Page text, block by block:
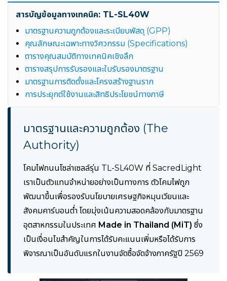
สารบัญข้อมูลทางเทคนิค: TL-SL40W
มาตรฐานความถูกต้องและระเบียบพัสดุ (GPP)
คุณลักษณะเฉพาะทางวิศวกรรม (Specifications)
ตารางคุณสมบัติทางเทคนิคเชิงลึก
ตารางสรุปการรับรองและใบรับรองมาตรฐาน
มาตรฐานการติดตั้งและโครงสร้างฐานราก
การประยุกต์ใช้งานและสิทธิประโยชน์ทางภาษี
มาตรฐานและความถูกต้อง (The
Authority)
โคมไฟถนนโซล่าเซลล์รุ่น TL-SL40W ที่ SacredLight
เราเป็นตัวแทนจำหน่ายอย่างเป็นทางการ ตัวโคมไฟถูก
พัฒนาขึ้นเพื่อรองรับนโยบายเศรษฐกิจหมุนเวียนและ
สังคมคาร์บอนต่ำ โดยมุ่งเน้นความสอดคล้องกับมาตรฐาน
อุตสาหกรรมในประเทศ Made in Thailand (MiT) ซึ่ง
เป็นเงื่อนไขสำคัญในการได้รับคะแนนเพิ่มหรือได้รับการ
พิจารณาเป็นอันดับแรกในงานจัดซื้อจัดจ้างภาครัฐปี 2569